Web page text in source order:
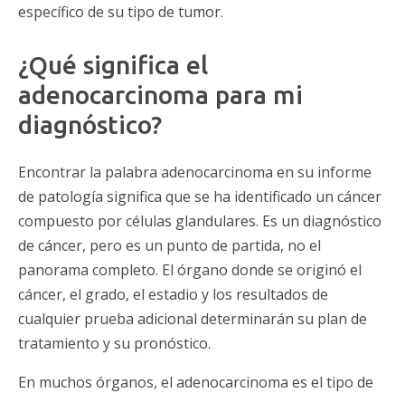
específico de su tipo de tumor.
¿Qué significa el
adenocarcinoma para mi
diagnóstico?
Encontrar la palabra adenocarcinoma en su informe
de patología significa que se ha identificado un cáncer
compuesto por células glandulares. Es un diagnóstico
de cáncer, pero es un punto de partida, no el
panorama completo. El órgano donde se originó el
cáncer, el grado, el estadio y los resultados de
cualquier prueba adicional determinarán su plan de
tratamiento y su pronóstico.
En muchos órganos, el adenocarcinoma es el tipo de